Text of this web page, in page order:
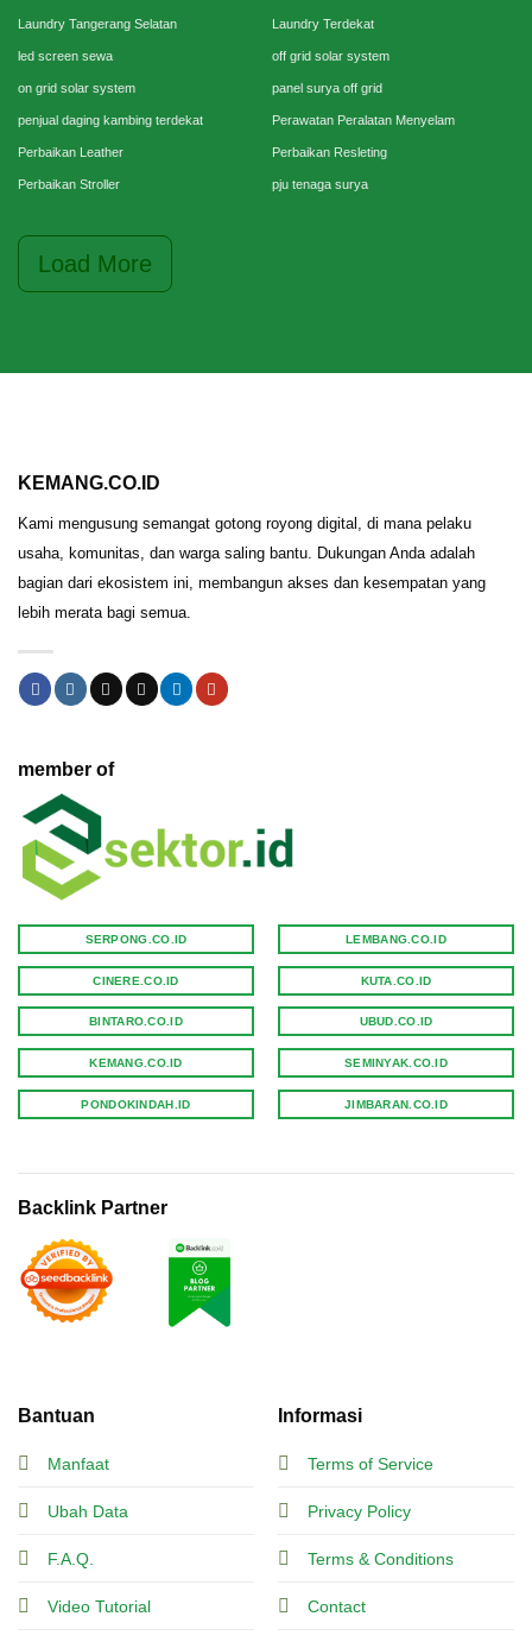
Laundry Tangerang Selatan Laundry Terdekat
led screen sewa off grid solar system
on grid solar system panel surya off grid
penjual daging kambing terdekat Perawatan Peralatan Menyelam
Perbaikan Leather Perbaikan Resleting
Perbaikan Stroller pju tenaga surya
Load More
KEMANG.CO.ID
Kami mengusung semangat gotong royong digital, di mana pelaku
usaha, komunitas, dan warga saling bantu. Dukungan Anda adalah
bagian dari ekosistem ini, membangun akses dan kesempatan yang
lebih merata bagi semua.
Bantuan
Manfaat
Ubah Data
F.A.Q.
Video Tutorial
Informasi
Terms of Service
Privacy Policy
Terms & Conditions
Contact
member of
SERPONG.CO.ID
CINERE.CO.ID
BINTARO.CO.ID
KEMANG.CO.ID
PONDOKINDAH.ID
LEMBANG.CO.ID
KUTA.CO.ID
UBUD.CO.ID
SEMINYAK.CO.ID
JIMBARAN.CO.ID
Backlink Partner